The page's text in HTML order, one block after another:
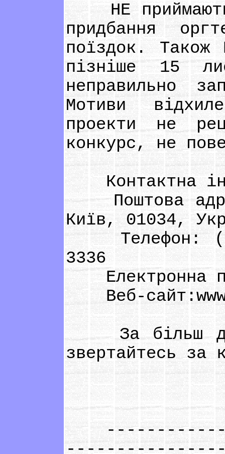
НЕ
придбання
поїздок. Також
пізніше 15
неправильно
Мотиви
проекти не
конкурс, не
Контактна
Поштова
Київ, 01034,
Телефон:
3336
Електронна
Веб-
За більш
звертайтесь за